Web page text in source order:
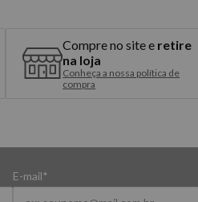
Compre no site e retire
na loja
Conheça a nossa política de
compra
E-mail*